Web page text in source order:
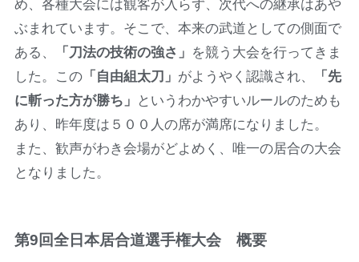
め、各種大会には観客が入らず、次代への継承はあや
ぶまれています。そこで、本来の武道としての側面で
ある、
「刀法の技術の強さ」 を競う大会を行ってきま
した。この「自由組太刀」 がようやく認識され、
「先
に斬った方が勝ち」
というわかやすいルールのためも
あり、昨年度は５００人の席が満席になりました。
また、歓声がわき会場がどよめく、唯一の居合の大会
となりました。
第9回全日本居合道選手権大会 概要